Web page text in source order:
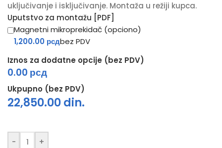
uključivanje i isključivanje. Montaža u režiji kupca.
Uputstvo za montažu [PDF]
Magnetni mikroprekidač (opciono)
1,200.00 рсдbez PDV
Iznos za dodatne opcije (bez PDV)
0.00 рсд
Ukpupno (bez PDV)
22,850.00din.
- +